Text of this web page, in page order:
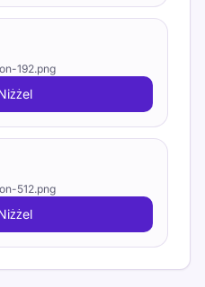
192.png
512.png